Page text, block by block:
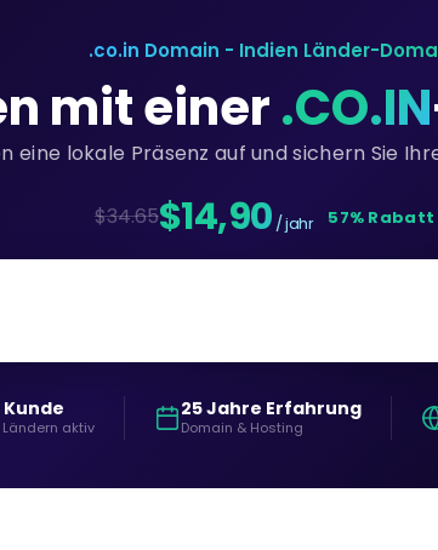
.co.in Domain - Indien Länder-
mit einer.CO.IN
eine lokale Präsenz auf und sichern Sie
$34.65$14,90 / jahr 57% Rabatt
Kunde
aktiv
25 Jahre Erfahrung
Domain & Hosting